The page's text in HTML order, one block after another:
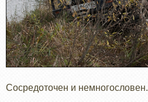
Сосредоточен и немногословен.